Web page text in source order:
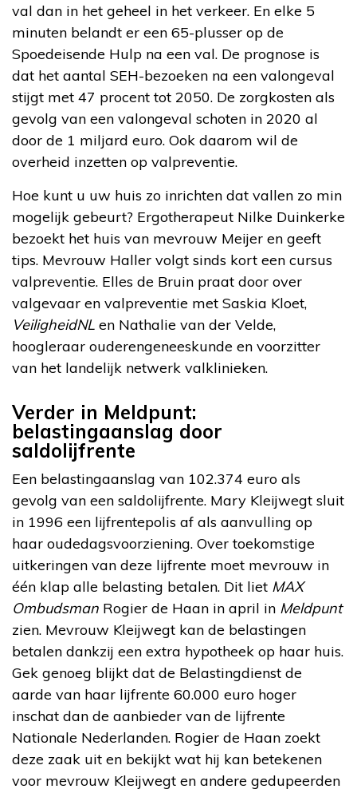
val dan in het geheel in het verkeer. En elke 5
minuten belandt er een 65-plusser op de
Spoedeisende Hulp na een val. De prognose is
dat het aantal SEH-bezoeken na een valongeval
stijgt met 47 procent tot 2050. De zorgkosten als
gevolg van een valongeval schoten in 2020 al
door de 1 miljard euro. Ook daarom wil de
overheid inzetten op valpreventie.
Hoe kunt u uw huis zo inrichten dat vallen zo min
mogelijk gebeurt? Ergotherapeut Nilke Duinkerke
bezoekt het huis van mevrouw Meijer en geeft
tips. Mevrouw Haller volgt sinds kort een cursus
valpreventie. Elles de Bruin praat door over
valgevaar en valpreventie met Saskia Kloet,
VeiligheidNL en Nathalie van der Velde,
hoogleraar ouderengeneeskunde en voorzitter
van het landelijk netwerk valklinieken.
Verder in Meldpunt:
belastingaanslag door
saldolijfrente
Een belastingaanslag van 102.374 euro als
gevolg van een saldolijfrente. Mary Kleijwegt sluit
in 1996 een lijfrentepolis af als aanvulling op
haar oudedagsvoorziening. Over toekomstige
uitkeringen van deze lijfrente moet mevrouw in
één klap alle belasting betalen. Dit liet MAX
Ombudsman Rogier de Haan in april in Meldpunt
zien. Mevrouw Kleijwegt kan de belastingen
betalen dankzij een extra hypotheek op haar huis.
Gek genoeg blijkt dat de Belastingdienst de
aarde van haar lijfrente 60.000 euro hoger
inschat dan de aanbieder van de lijfrente
Nationale Nederlanden. Rogier de Haan zoekt
deze zaak uit en bekijkt wat hij kan betekenen
voor mevrouw Kleijwegt en andere gedupeerden